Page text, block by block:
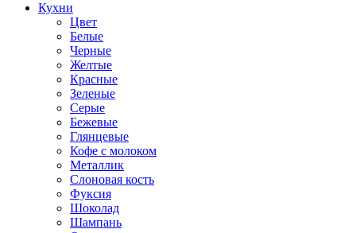
Кухни
Цвет
Белые
Черные
Желтые
Красные
Зеленые
Серые
Бежевые
Глянцевые
Кофе с молоком
Металлик
Слоновая кость
Фуксия
Шоколад
Шампань